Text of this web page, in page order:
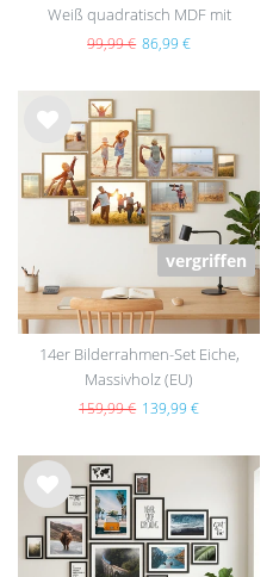
Weiß quadratisch MDF mit
Acrylglas
99,99 € 86,99 €
hlist
vergriffen
14er Bilderrahmen-Set Eiche,
Massivholz (EU)
159,99 € 139,99 €
Wu
nsc
hlist